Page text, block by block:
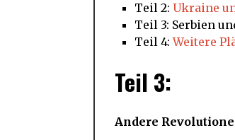
Teil 2: Ukraine
Teil 3: Serbien
Teil 4:Weitere
Teil 3:
Andere